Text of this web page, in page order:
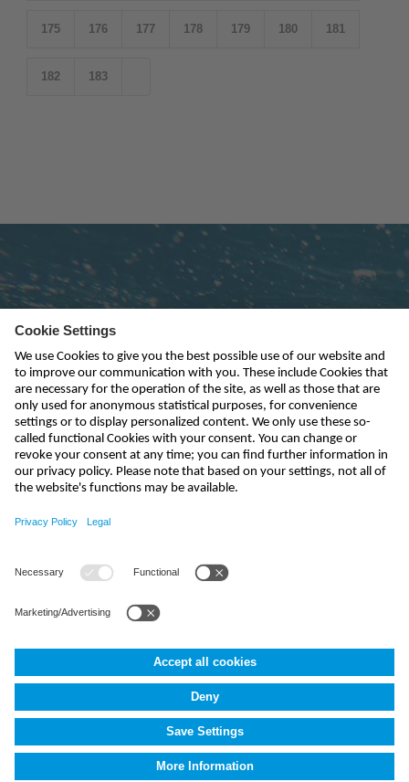
175 176 177 178 179 180 181
182 183
Subscribe to newsletter
send
+91 44 6923 0047
NIVUS Technologies India Pvt. Ltd.,Porur,